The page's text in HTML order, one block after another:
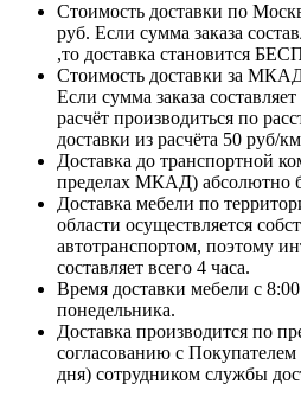
Стоимость доставки по
руб. Если сумма заказа
,то доставка становится
Стоимость доставки за
Если сумма заказа
расчёт производиться по
доставки из расчёта 50 руб/
Доставка до транспортной
пределах МКАД) абсолютно
Доставка мебели по
области осуществляется
автотранспортом, поэтому
составляет всего 4 часа.
Время доставки мебели с
понедельника.
Доставка производится по
согласованию с Покупателем
дня) сотрудником службы